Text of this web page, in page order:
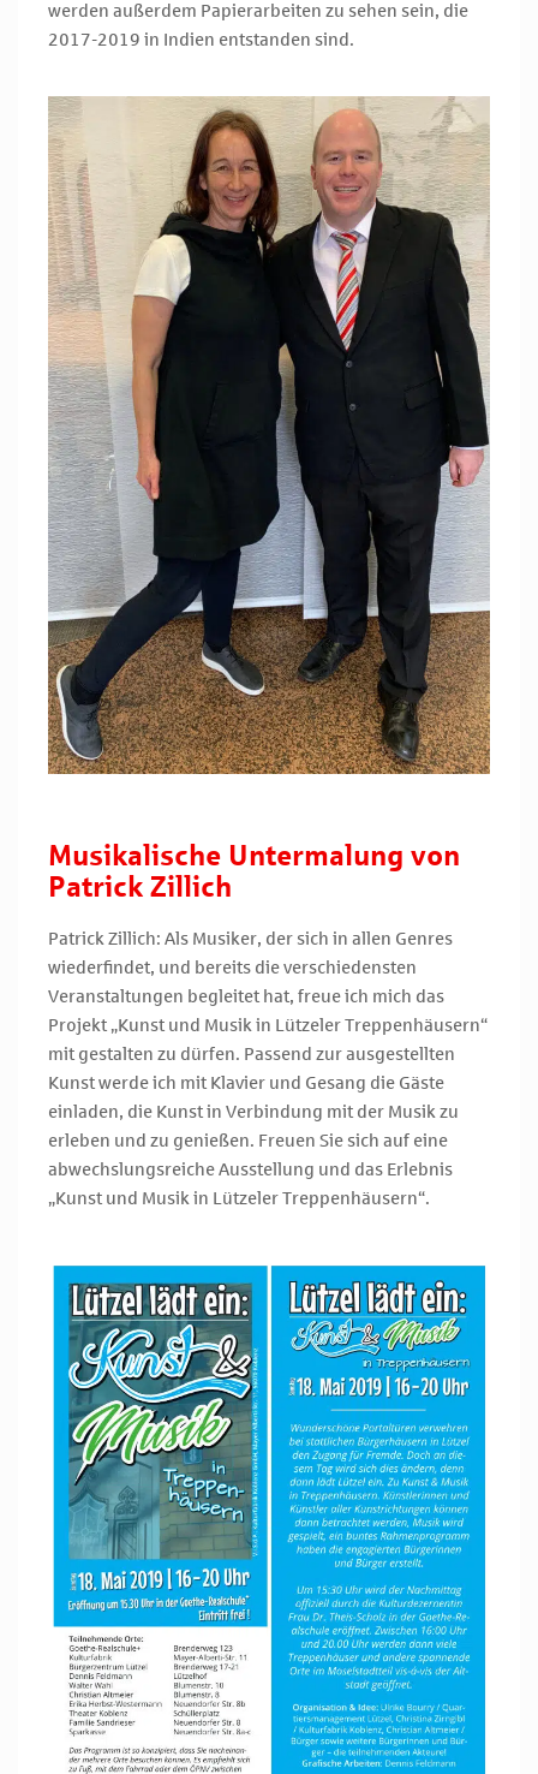
werden außerdem Papierarbeiten zu sehen sein, die
2017-2019 in Indien entstanden sind.
Musikalische Untermalung von
Patrick Zillich
Patrick Zillich: Als Musiker, der sich in allen Genres
wiederfindet, und bereits die verschiedensten
Veranstaltungen begleitet hat, freue ich mich das
Projekt „Kunst und Musik in Lützeler Treppenhäusern“
mit gestalten zu dürfen. Passend zur ausgestellten
Kunst werde ich mit Klavier und Gesang die Gäste
einladen, die Kunst in Verbindung mit der Musik zu
erleben und zu genießen. Freuen Sie sich auf eine
abwechslungsreiche Ausstellung und das Erlebnis
„Kunst und Musik in Lützeler Treppenhäusern“.